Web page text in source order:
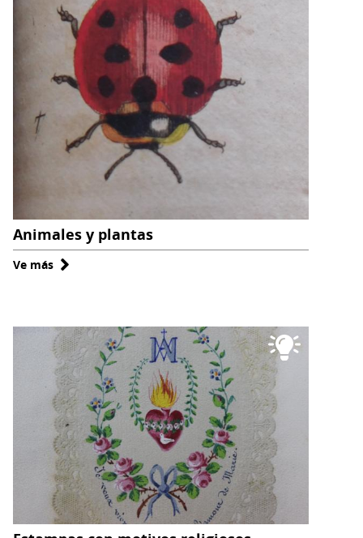
Animales y plantas
Ve más sobre
plantas